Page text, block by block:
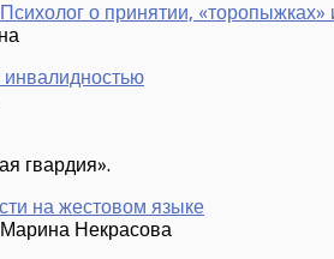
о принятии,
инвалидностью
гвардия».
на жестовом языке
Марина Некрасова